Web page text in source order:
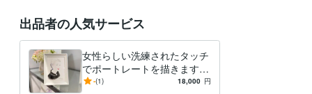
出品者の人気サービス
女性らしい洗練されたタッチ
でポートレートを描きます
ハイブランドから依頼多数の
-(1) 18,000 円